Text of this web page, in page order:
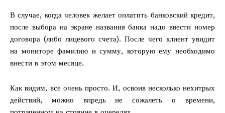
В случае, когда человек желает оплатить банковский кредит,
после выбора на экране названия банка надо ввести номер
договора (либо лицевого счета). После чего клиент увидит
на мониторе фамилию и сумму, которую ему необходимо
внести в этом месяце.
Как видим, все очень просто. И, освоив несколько нехитрых
действий, можно впредь не сожалеть о времени,